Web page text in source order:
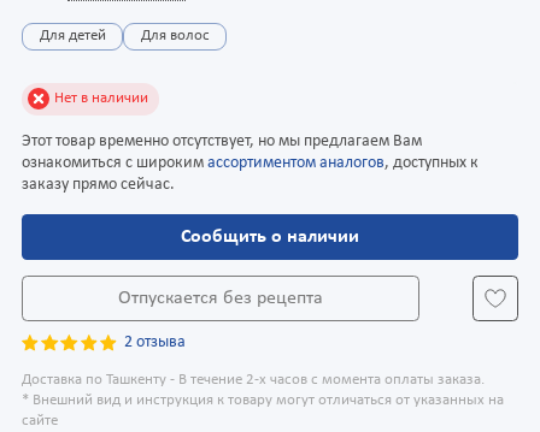
Для детей Для волос
Нет в наличии
Этот товар временно отсутствует, но мы предлагаем Вам
ознакомиться с широким ассортиментом аналогов, доступных к
заказу прямо сейчас.
Сообщить о наличии
Отпускается без рецепта
2 отзыва
Доставка по Ташкенту - В течение 2-х часов с момента оплаты заказа.
* Внешний вид и инструкция к товару могут отличаться от указанных на
сайте